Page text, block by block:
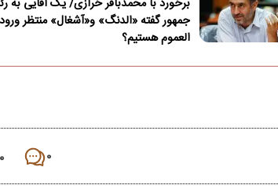
جمهور گفته «الدنگ» و«آشغال» منتظر
العموم هستیم؟
۰ ۰